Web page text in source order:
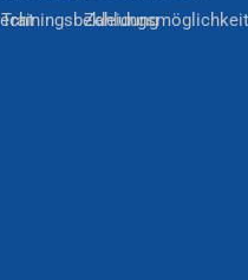
Trainingsbekleidung